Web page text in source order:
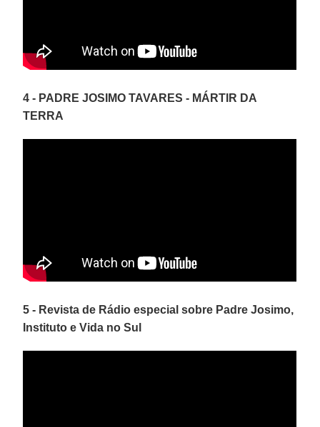
4 - PADRE JOSIMO TAVARES - MÁRTIR DA
TERRA
5 - Revista de Rádio especial sobre Padre Josimo,
Instituto e Vida no Sul